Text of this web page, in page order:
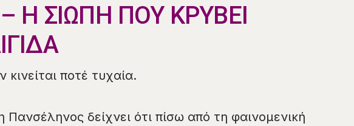
Η ΣΙΩΠΗ ΠΟΥ ΚΡΥΒΕΙ
κινείται ποτέ τυχαία.
Πανσέληνος δείχνει ότι πίσω από τη φαινομενική